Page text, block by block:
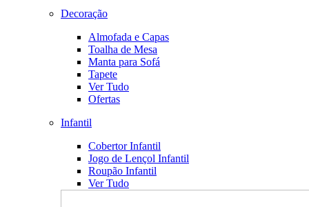
Decoração
Almofada e Capas
Toalha de Mesa
Manta para Sofá
Tapete
Ver Tudo
Ofertas
Infantil
Cobertor Infantil
Jogo de Lençol Infantil
Roupão Infantil
Ver Tudo